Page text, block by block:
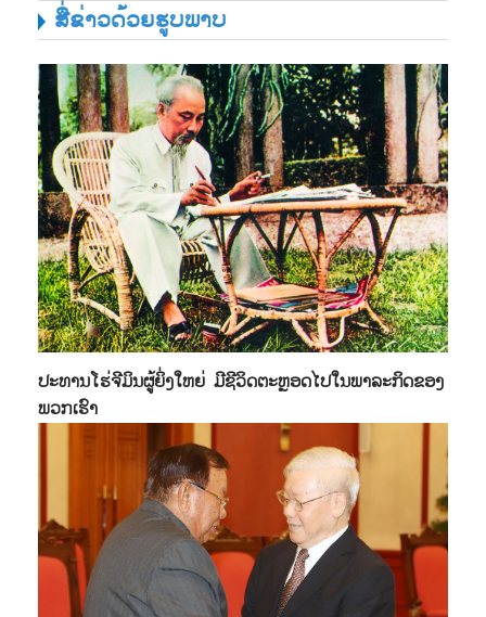
ສື່ຂ່າວດ້ວຍຮູບພາບ
ປະທານໂຮ່ຈີມິນຜູ້ຍິ່ງໃຫຍ່ ມີຊີວິດຕະຫຼອດໄປໃນພາລະກິດຂອງ
ພວກເຮົາ